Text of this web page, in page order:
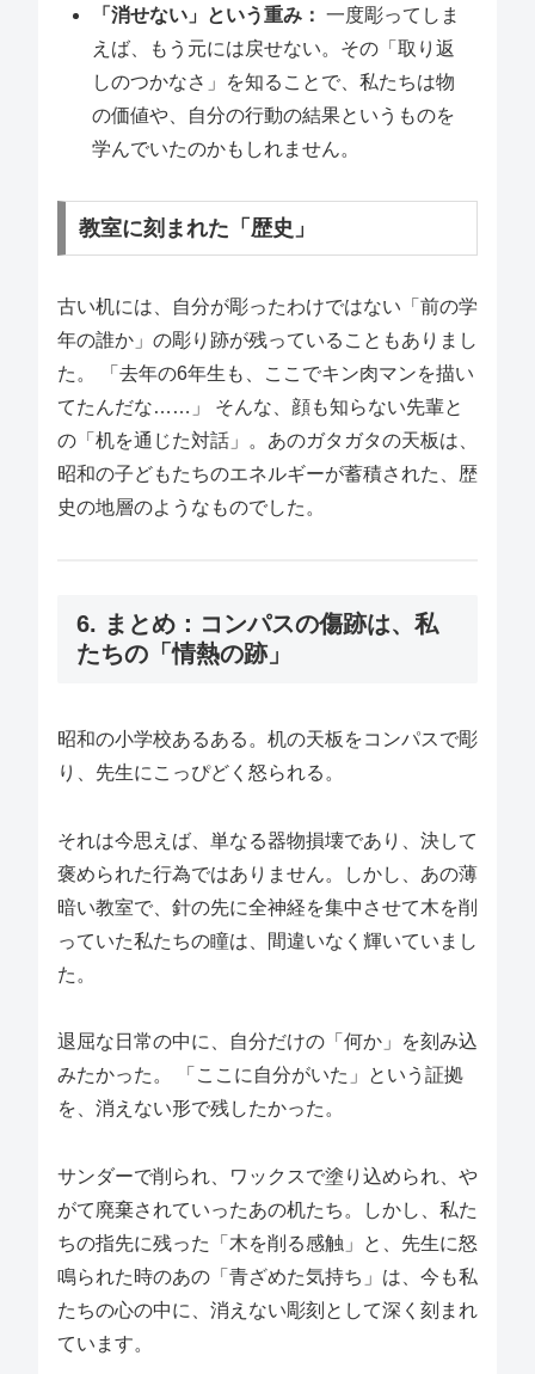
「消せない」という重み： 一度彫ってしま
えば、もう元には戻せない。その「取り返
しのつかなさ」を知ることで、私たちは物
の価値や、自分の行動の結果というものを
学んでいたのかもしれません。
教室に刻まれた「歴史」
古い机には、自分が彫ったわけではない「前の学
年の誰か」の彫り跡が残っていることもありまし
た。 「去年の6年生も、ここでキン肉マンを描い
てたんだな……」 そんな、顔も知らない先輩と
の「机を通じた対話」。あのガタガタの天板は、
昭和の子どもたちのエネルギーが蓄積された、歴
史の地層のようなものでした。
6. まとめ：コンパスの傷跡は、私
たちの「情熱の跡」
昭和の小学校あるある。机の天板をコンパスで彫
り、先生にこっぴどく怒られる。
それは今思えば、単なる器物損壊であり、決して
褒められた行為ではありません。しかし、あの薄
暗い教室で、針の先に全神経を集中させて木を削
っていた私たちの瞳は、間違いなく輝いていまし
た。
退屈な日常の中に、自分だけの「何か」を刻み込
みたかった。 「ここに自分がいた」という証拠
を、消えない形で残したかった。
サンダーで削られ、ワックスで塗り込められ、や
がて廃棄されていったあの机たち。しかし、私た
ちの指先に残った「木を削る感触」と、先生に怒
鳴られた時のあの「青ざめた気持ち」は、今も私
たちの心の中に、消えない彫刻として深く刻まれ
ています。